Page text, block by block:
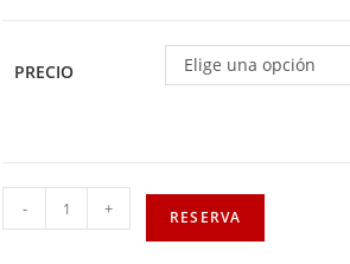
PRECIO Elige una opción
- + RESERVA